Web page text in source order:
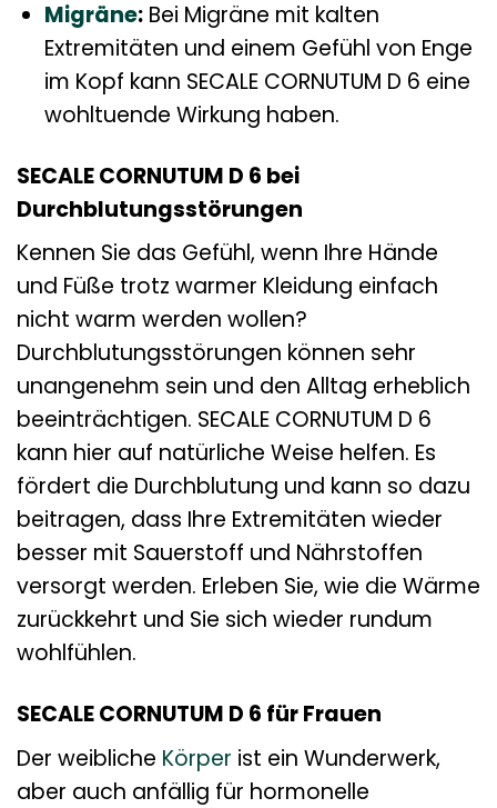
Migräne:Bei Migräne mit kalten
Extremitäten und einem Gefühl von Enge
im Kopf kann SECALE CORNUTUM D 6 eine
wohltuende Wirkung haben.
SECALE CORNUTUM D 6 bei
Durchblutungsstörungen
Kennen Sie das Gefühl, wenn Ihre Hände
und Füße trotz warmer Kleidung einfach
nicht warm werden wollen?
Durchblutungsstörungen können sehr
unangenehm sein und den Alltag erheblich
beeinträchtigen. SECALE CORNUTUM D 6
kann hier auf natürliche Weise helfen. Es
fördert die Durchblutung und kann so dazu
beitragen, dass Ihre Extremitäten wieder
besser mit Sauerstoff und Nährstoffen
versorgt werden. Erleben Sie, wie die Wärme
zurückkehrt und Sie sich wieder rundum
wohlfühlen.
SECALE CORNUTUM D 6 für Frauen
Der weibliche Körper ist ein Wunderwerk,
aber auch anfällig für hormonelle